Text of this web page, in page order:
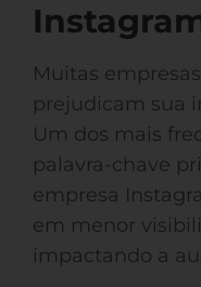
Muitas
prejudicam sua
Um dos mais
palavra-chave
empresa
em menor
impactando a